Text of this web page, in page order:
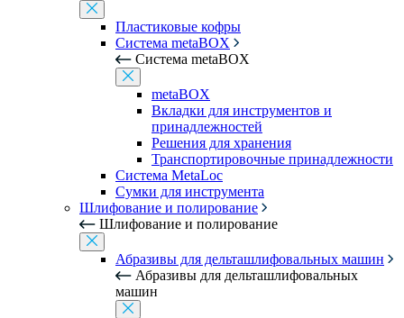
Пластиковые кофры
Система metaBOX
Система metaBOX
metaBOX
Вкладки для инструментов и
принадлежностей
Решения для хранения
Транспортировочные принадлежности
Система MetaLoc
Сумки для инструмента
Шлифование и полирование
Шлифование и полирование
Абразивы для дельташлифовальных машин
Абразивы для дельташлифовальных
машин